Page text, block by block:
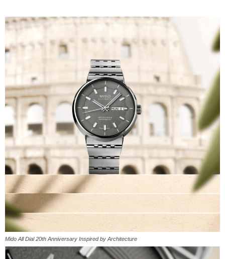
Mido All Dial 20th Anniversary Inspired by Architecture